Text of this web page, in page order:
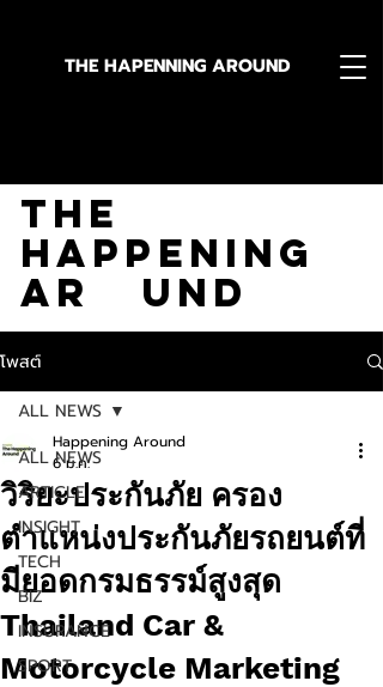
THE HAPENNING AROUND
The
Happening
Ar und
โพสต์
ALL NEWS
ARTICLE
INSIGHT
TECH
BIZ
INSURANCE
SPORT
ALL NEWS
วิริยะประกันภัย ครอง
ตำแหน่งประกันภัยรถยนต์ที่
มียอดกรมธรรม์สูงสุด
Thailand Car &
Motorcycle Marketing
Happening Around
6 ม.ค.